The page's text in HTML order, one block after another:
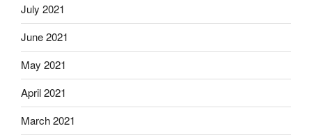
July 2021
June 2021
May 2021
April 2021
March 2021